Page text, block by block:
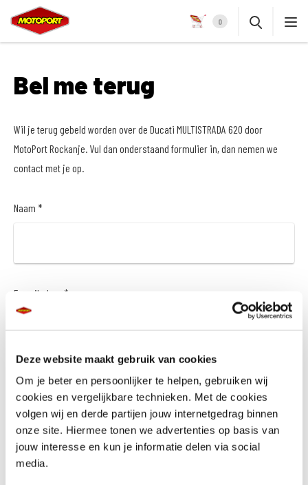
Deze website maakt gebruik van cookies
Om je beter en persoonlijker te helpen, gebruiken wij
cookies en vergelijkbare technieken. Met de cookies
volgen wij en derde partijen jouw internetgedrag binnen
onze site. Hiermee tonen we advertenties op basis van
jouw interesse en kun je informatie delen via social
media.
0
Bel me terug
Wil je terug gebeld worden over de Ducati MULTISTRADA 620 door
MotoPort Rockanje. Vul dan onderstaand formulier in, dan nemen we
contact met je op.
Naam *
E-mailadres *
Telefoonnummer *
Vraag en/of opmerking